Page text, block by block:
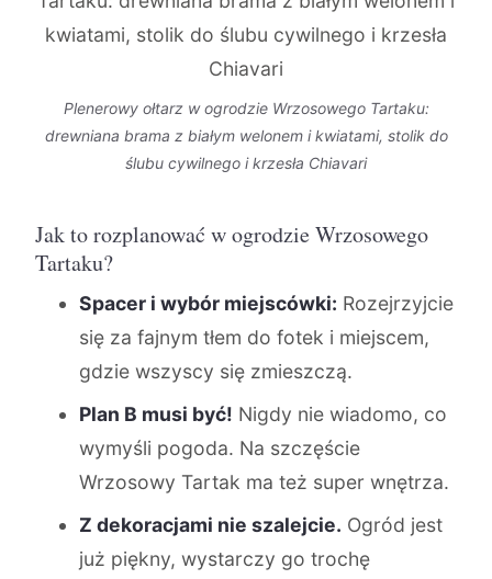
Plenerowy ołtarz w ogrodzie Wrzosowego Tartaku:
drewniana brama z białym welonem i kwiatami, stolik do
ślubu cywilnego i krzesła Chiavari
Jak to rozplanować w ogrodzie Wrzosowego
Tartaku?
Spacer i wybór miejscówki: Rozejrzyjcie
się za fajnym tłem do fotek i miejscem,
gdzie wszyscy się zmieszczą.
Plan B musi być! Nigdy nie wiadomo, co
wymyśli pogoda. Na szczęście
Wrzosowy Tartak ma też super wnętrza.
Z dekoracjami nie szalejcie. Ogród jest
już piękny, wystarczy go trochę